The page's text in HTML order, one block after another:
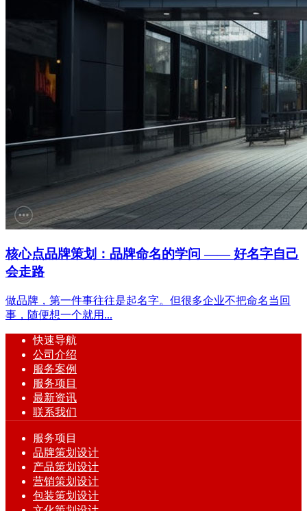
核心点品牌策划：品牌命名的学问 —— 好名字自己
会走路
做品牌，第一件事往往是起名字。但很多企业不把命名当回
事，随便想一个就用...
快速导航
公司介绍
服务案例
服务项目
最新资讯
联系我们
服务项目
品牌策划设计
产品策划设计
营销策划设计
包装策划设计